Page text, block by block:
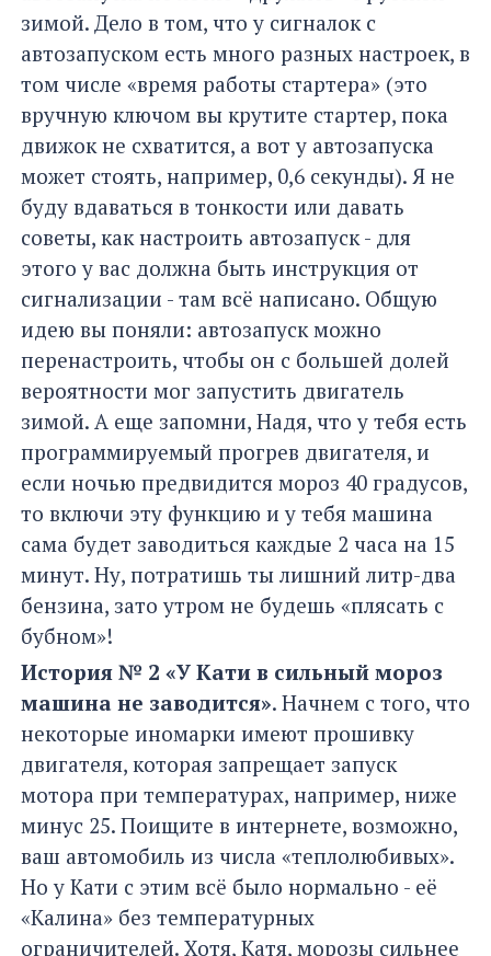
зимой. Дело в том, что у сигналок с
автозапуском есть много разных настроек, в
том числе «время работы стартера» (это
вручную ключом вы крутите стартер, пока
движок не схватится, а вот у автозапуска
может стоять, например, 0,6 секунды). Я не
буду вдаваться в тонкости или давать
советы, как настроить автозапуск - для
этого у вас должна быть инструкция от
сигнализации - там всё написано. Общую
идею вы поняли: автозапуск можно
перенастроить, чтобы он с большей долей
вероятности мог запустить двигатель
зимой. А еще запомни, Надя, что у тебя есть
программируемый прогрев двигателя, и
если ночью предвидится мороз 40 градусов,
то включи эту функцию и у тебя машина
сама будет заводиться каждые 2 часа на 15
минут. Ну, потратишь ты лишний литр-два
бензина, зато утром не будешь «плясать с
бубном»!
История № 2 «У Кати в сильный мороз
машина не заводится». Начнем с того, что
некоторые иномарки имеют прошивку
двигателя, которая запрещает запуск
мотора при температурах, например, ниже
минус 25. Поищите в интернете, возможно,
ваш автомобиль из числа «теплолюбивых».
Но у Кати с этим всё было нормально - её
«Калина» без температурных
ограничителей. Хотя, Катя, морозы сильнее